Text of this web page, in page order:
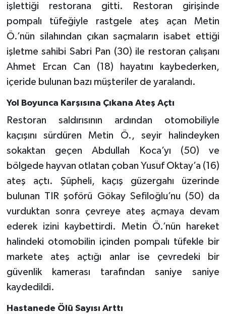
işlettiği restorana gitti. Restoran girişinde
pompalı tüfeğiyle rastgele ateş açan Metin
Ö.’nün silahından çıkan saçmaların isabet ettiği
işletme sahibi Sabri Pan (30) ile restoran çalışanı
Ahmet Ercan Can (18) hayatını kaybederken,
içeride bulunan bazı müşteriler de yaralandı.
Yol Boyunca Karşısına Çıkana Ateş Açtı
Restoran saldırısının ardından otomobiliyle
kaçışını sürdüren Metin Ö., seyir halindeyken
sokaktan geçen Abdullah Koca’yı (50) ve
bölgede hayvan otlatan çoban Yusuf Oktay’a (16)
ateş açtı. Şüpheli, kaçış güzergahı üzerinde
bulunan TIR şoförü Gökay Sefiloğlu’nu (50) da
vurduktan sonra çevreye ateş açmaya devam
ederek izini kaybettirdi. Metin Ö.’nün hareket
halindeki otomobilin içinden pompalı tüfekle bir
markete ateş açtığı anlar ise çevredeki bir
güvenlik kamerası tarafından saniye saniye
kaydedildi.
Hastanede Ölü Sayısı Arttı